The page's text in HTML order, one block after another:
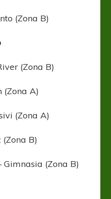
(Zona B)
(Zona B)
(Zona A)
(Zona A)
B)
(Zona B)